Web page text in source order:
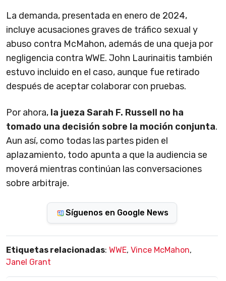
La demanda, presentada en enero de 2024,
incluye acusaciones graves de tráfico sexual y
abuso contra McMahon, además de una queja por
negligencia contra WWE. John Laurinaitis también
estuvo incluido en el caso, aunque fue retirado
después de aceptar colaborar con pruebas.
Por ahora, la jueza Sarah F. Russell no ha
tomado una decisión sobre la moción conjunta.
Aun así, como todas las partes piden el
aplazamiento, todo apunta a que la audiencia se
moverá mientras continúan las conversaciones
sobre arbitraje.
Síguenos en Google News
Etiquetas relacionadas: WWE, Vince McMahon,
Janel Grant